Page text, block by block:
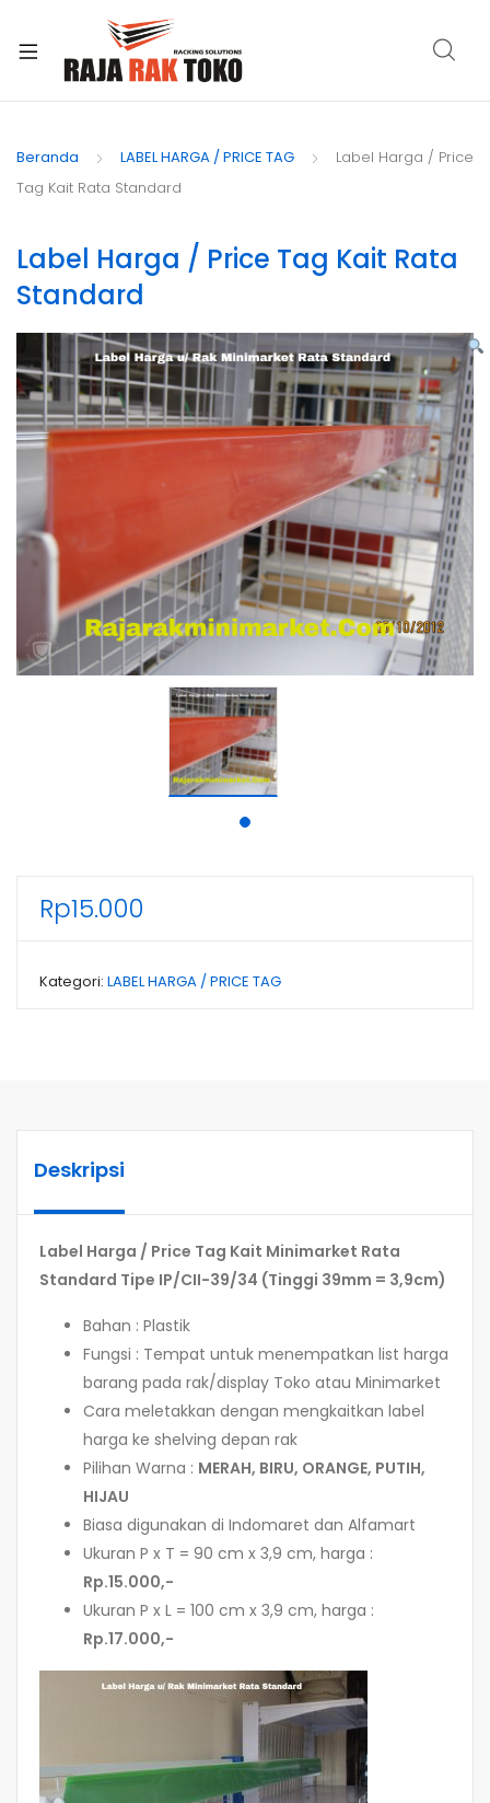
Beranda LABEL HARGA / PRICE TAG
Label Harga / Price
Tag Kait Rata Standard
Label Harga / Price Tag Kait Rata
Standard
Rp15.000
Kategori: LABEL HARGA / PRICE TAG
Deskripsi
Label Harga / Price Tag Kait Minimarket Rata
Standard Tipe IP/CII-39/34 (Tinggi 39mm = 3,9cm)
Bahan : Plastik
Fungsi : Tempat untuk menempatkan list harga
barang pada rak/display Toko atau Minimarket
Cara meletakkan dengan mengkaitkan label
harga ke shelving depan rak
Pilihan Warna : MERAH, BIRU, ORANGE, PUTIH,
HIJAU
Biasa digunakan di Indomaret dan Alfamart
Ukuran P x T = 90 cm x 3,9 cm, harga :
Rp.15.000,-
Ukuran P x L = 100 cm x 3,9 cm, harga :
Rp.17.000,-